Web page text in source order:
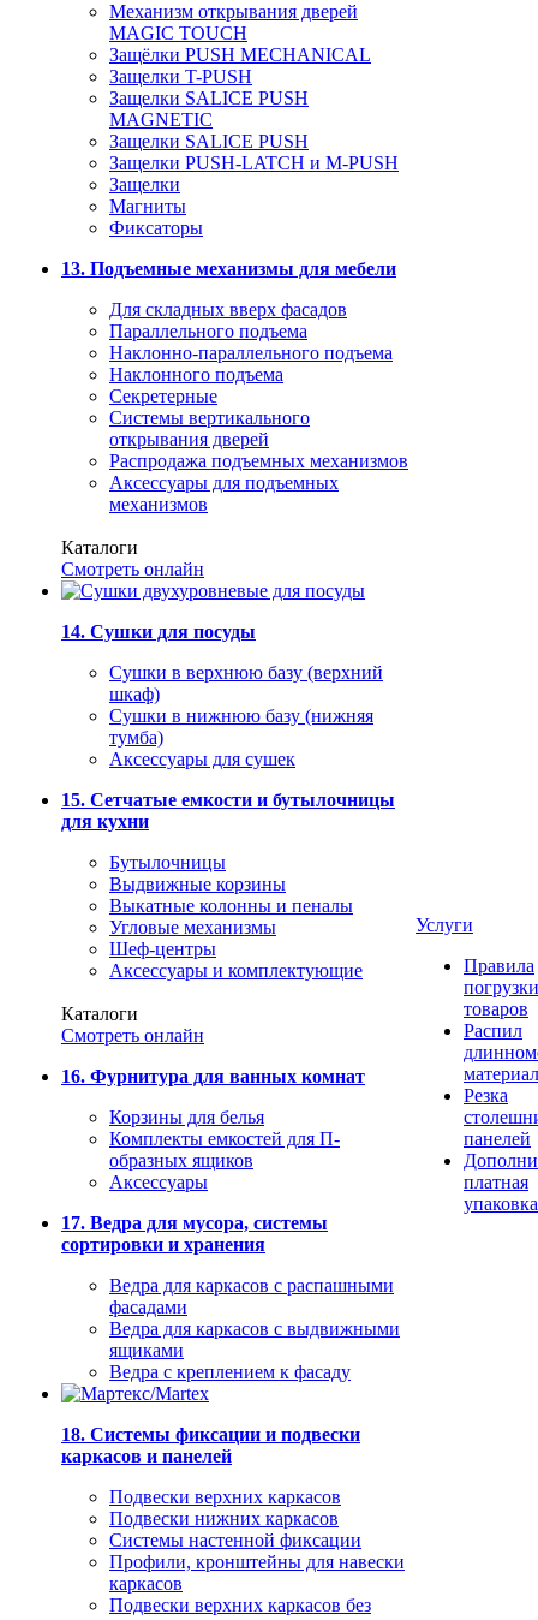
Механизм открывания дверей
MAGIC TOUCH
Защёлки PUSH MECHANICAL
Защелки T-PUSH
Защелки SALICE PUSH
MAGNETIC
Защелки SALICE PUSH
Защелки PUSH-LATCH и M-PUSH
Защелки
Магниты
Фиксаторы
13. Подъемные механизмы для мебели
Для складных вверх фасадов
Параллельного подъема
Наклонно-параллельного подъема
Наклонного подъема
Секретерные
Системы вертикального
открывания дверей
Распродажа подъемных механизмов
Аксессуары для подъемных
механизмов
Каталоги
Смотреть онлайн
14. Сушки для посуды
Сушки в верхнюю базу (верхний
шкаф)
Сушки в нижнюю базу (нижняя
тумба)
Аксессуары для сушек
15. Сетчатые емкости и бутылочницы
для кухни
Бутылочницы
Выдвижные корзины
Выкатные колонны и пеналы
Угловые механизмы
Шеф-центры
Аксессуары и комплектующие
Каталоги
Смотреть онлайн
16. Фурнитура для ванных комнат
Корзины для белья
Комплекты емкостей для П-
образных ящиков
Аксессуары
17. Ведра для мусора, системы
сортировки и хранения
Ведра для каркасов с распашными
фасадами
Ведра для каркасов с выдвижными
ящиками
Ведра с креплением к фасаду
18. Системы фиксации и подвески
каркасов и панелей
Подвески верхних каркасов
Подвески нижних каркасов
Системы настенной фиксации
Профили, кронштейны для навески
каркасов
Подвески верхних каркасов без
Услуги
Правила
погрузки
товаров
Распил
Резка
панелей
платная
упаковка